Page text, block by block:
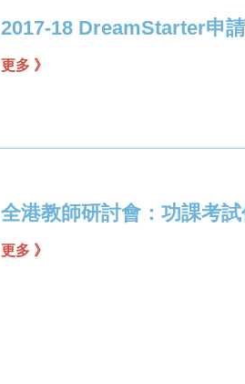
2017-18 DreamStarter申
更多 》
全港教師研討會：功課考試
更多 》